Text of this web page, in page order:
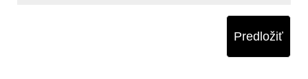
Predložiť